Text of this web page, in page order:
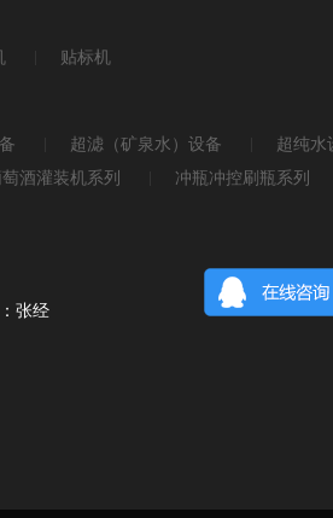
贴标机
超滤（矿泉水）设备 超纯水
萄酒灌装机系列 冲瓶冲控刷瓶系列
张经